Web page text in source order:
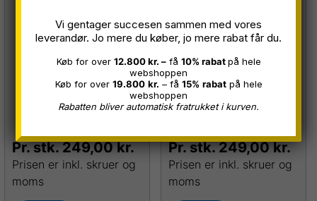
x L 3,00 meter
Pr. stk.249,00kr.
Prisen er inkl. skruer og
moms
0,45/0,50mm B 1,07
x L 3,00 m.
Restparti
Pr. stk.249,00kr.
Prisen er inkl. skruer og
moms
Vi gentager succesen sammen med vores
leverandør. Jo mere du køber, jo mere rabat får du.
Køb for over 12.800 kr. –få 10% rabatpå hele
webshoppen
Køb for over 19.800 kr. – få 15% rabatpå hele
webshoppen
Rabatten bliver automatisk fratrukket i kurven.